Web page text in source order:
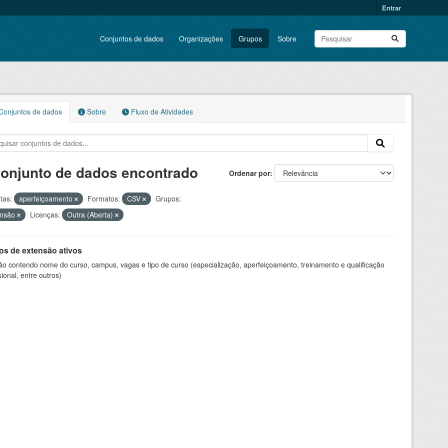
Entrar
Conjuntos de dados Organizações Grupos Sobre
de dados Sobre Fluxo de Atividades
Ordenar por
de dados encontrado
aperfeiçoamento Formatos: CSV
Grupos:
Licenças: Outra (Aberta)
de extensão ativos
contendo nome do curso, campus, vagas e tipo de curso (especialização, aperfeiçoamento, treinamento e qualificação
entre outros)